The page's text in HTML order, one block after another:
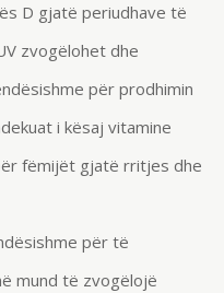
D gjatë periudhave të
zvogëlohet dhe
për prodhimin
i kësaj vitamine
fëmijët gjatë rritjes dhe
për të
mund të zvogëlojë